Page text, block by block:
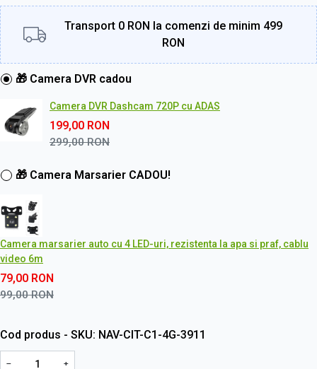
Transport 0 RON la comenzi de minim 499
RON
🎁 Camera DVR cadou
Camera DVR Dashcam 720P cu ADAS
199,00 RON
299,00RON
🎁 Camera Marsarier CADOU!
Camera marsarier auto cu 4 LED-uri, rezistenta la apa si praf, cablu
video 6m
79,00 RON
99,00RON
Cod produs - SKU NAV-CIT-C1-4G-3911
− +